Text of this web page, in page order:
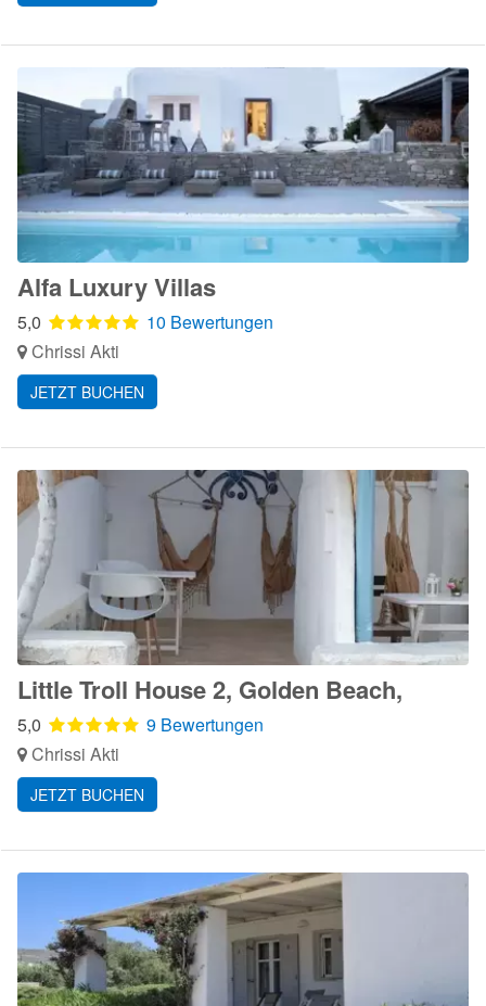
Alfa Luxury Villas
5,0
10 Bewertungen
Chrissi Akti
JETZT BUCHEN
Little Troll House 2, Golden Beach,
5,0
9 Bewertungen
Chrissi Akti
JETZT BUCHEN